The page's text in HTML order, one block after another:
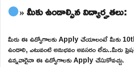
» మీకు ఉండాల్సిన విద్యార్హతలు:
మీరు ఈ ఉద్యోగాలకు Apply చేయాలంటే మీకు
ఉండాలి, ఎటువంటి అనుభవం అవసరం లేదు..మీరు
ఉన్నవారైనా ఈ ఉద్యోగాలకు Apply చేసుకోవచ్చు.